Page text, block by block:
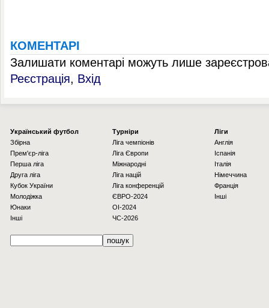
КОМЕНТАРІ
Залишати коментарі можуть лише
Реєстрація, Вхід
Українcький футбол
Збірна
Прем'єр-ліга
Перша ліга
Друга ліга
Кубок України
Молодіжка
Юнаки
Інші
Турніри
Ліга чемпіонів
Ліга Європи
Міжнародні
Ліга націй
Ліга конференцій
ЄВРО-2024
OI-2024
ЧС-2026
Ліги
Англія
Іспанія
Італія
Німеччина
Франція
Інші